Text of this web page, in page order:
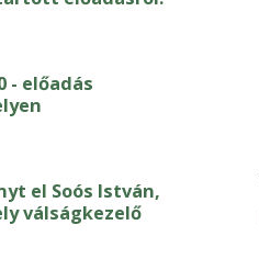
- előadás
el Soós István,
válságkezelő